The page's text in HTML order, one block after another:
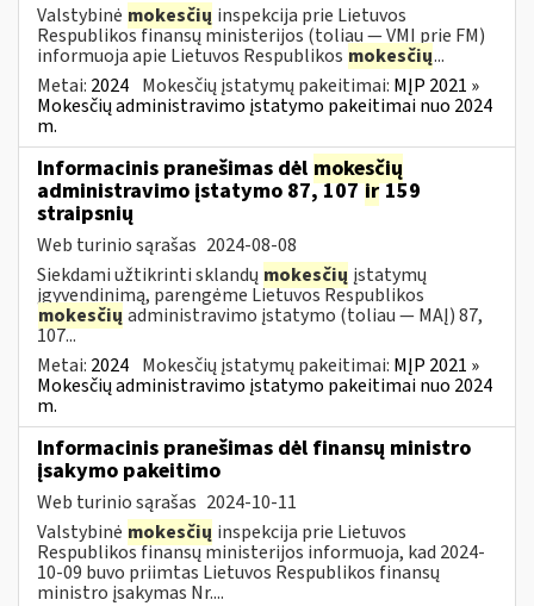
Valstybinė mokesčių inspekcija prie Lietuvos
Respublikos finansų ministerijos (toliau — VMI prie FM)
informuoja apie Lietuvos Respublikos mokesčių...
Metai: 2024 Mokesčių įstatymų pakeitimai: MĮP 2021 »
Mokesčių administravimo įstatymo pakeitimai nuo 2024
m.
Informacinis pranešimas dėl mokesčių
administravimo įstatymo 87, 107ir159
straipsnių
Web turinio sąrašas 2024-08-08
Siekdami užtikrinti sklandų mokesčių įstatymų
įgyvendinimą, parengėme Lietuvos Respublikos
mokesčių administravimo įstatymo (toliau — MAĮ) 87,
107...
Metai: 2024 Mokesčių įstatymų pakeitimai: MĮP 2021 »
Mokesčių administravimo įstatymo pakeitimai nuo 2024
m.
Informacinis pranešimas dėl finansų ministro
įsakymo pakeitimo
Web turinio sąrašas 2024-10-11
Valstybinė mokesčių inspekcija prie Lietuvos
Respublikos finansų ministerijos informuoja, kad 2024-
10-09 buvo priimtas Lietuvos Respublikos finansų
ministro įsakymas Nr....